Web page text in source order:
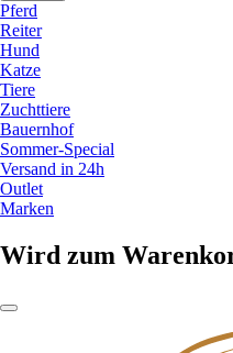
Pferd
Reiter
Hund
Katze
Tiere
Zuchttiere
Bauernhof
Sommer-Special
Versand in 24h
Outlet
Marken
Wird zum